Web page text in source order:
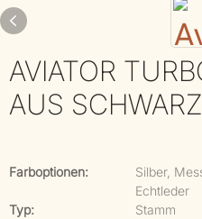
AVIATOR
AUS
Farboptionen:
Silber,
Echtleder
Typ:
Stamm